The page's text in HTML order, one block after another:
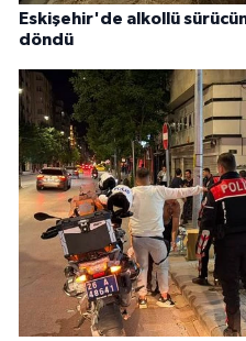
Eskişehir'de alkollü
döndü